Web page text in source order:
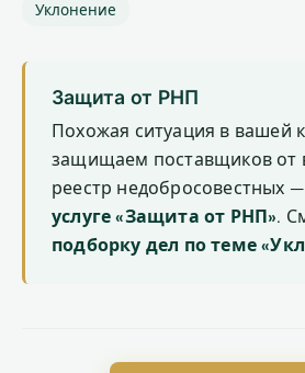
Уклонение
Защита от РНП
Похожая ситуация в вашей
защищаем поставщиков от
реестр недобросовестных —
услуге «Защита от РНП».
подборку дел по теме